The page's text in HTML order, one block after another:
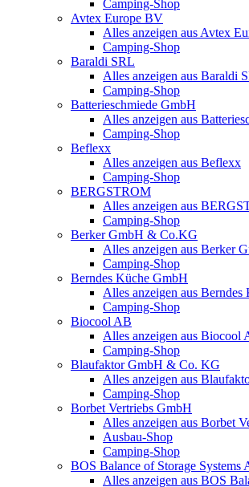
Camping-Shop
Avtex Europe BV
Alles anzeigen aus Avtex
Camping-Shop
Baraldi SRL
Alles anzeigen aus Baraldi
Camping-Shop
Batterieschmiede GmbH
Alles anzeigen aus
Camping-Shop
Beflexx
Alles anzeigen aus Beflexx
Camping-Shop
BERGSTROM
Alles anzeigen aus
Camping-Shop
Berker GmbH & Co.KG
Alles anzeigen aus Berker
Camping-Shop
Berndes Küche GmbH
Alles anzeigen aus
Camping-Shop
Biocool AB
Alles anzeigen aus Biocool
Camping-Shop
Blaufaktor GmbH & Co. KG
Alles anzeigen aus
Camping-Shop
Borbet Vertriebs GmbH
Alles anzeigen aus Borbet
Ausbau-Shop
Camping-Shop
BOS Balance of Storage Systems
Alles anzeigen aus BOS